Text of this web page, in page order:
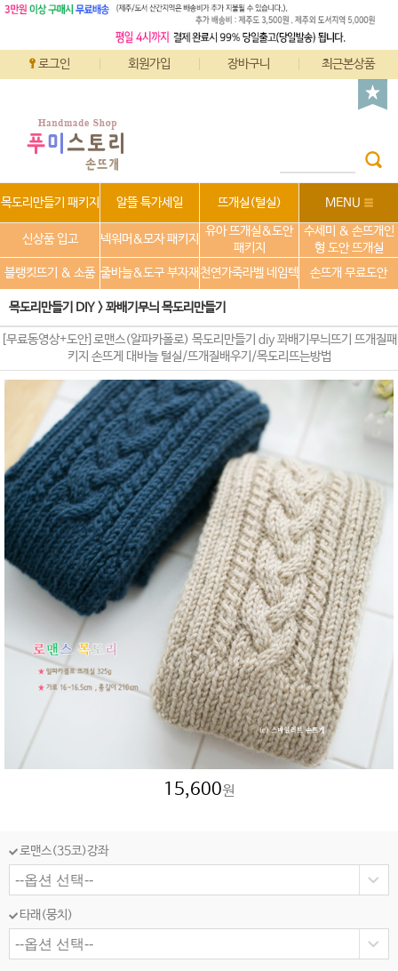
로그인 회원가입 장바구니 최근본상품
목도리만들기 패키지 알뜰 특가세일 뜨개실(털실) MENU
신상품 입고 넥워머&모자 패키지
유아 뜨개실&도안
패키지
수세미 & 손뜨개인
형 도안 뜨개실
블랭킷뜨기 & 소품 줄바늘&도구 부자재 천연가죽라벨 네임텍 손뜨개 무료도안
목도리만들기 DIY >꽈배기무늬 목도리만들기
[무료동영상+도안]로맨스(알파카폴로) 목도리만들기 diy 꽈배기무늬뜨기 뜨개질패
키지 손뜨게 대바늘 털실/뜨개질배우기/목도리뜨는방법
15,600원
로맨스(35코)강좌
타래(뭉치)